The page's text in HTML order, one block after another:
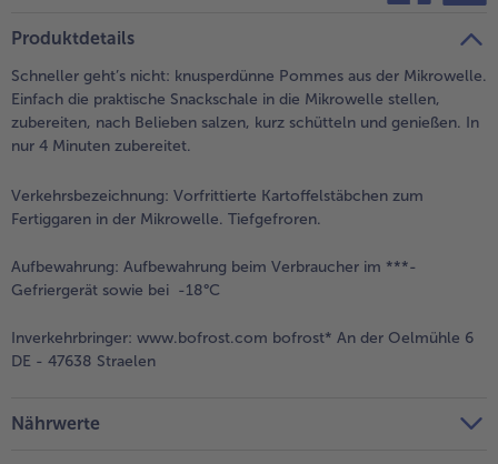
- 5 € beim Kauf von 7 Schlemmermenüs nach Wahl
Produktdetails
Schneller geht’s nicht: knusperdünne Pommes aus der Mikrowelle.
Einfach die praktische Snackschale in die Mikrowelle stellen,
zubereiten, nach Belieben salzen, kurz schütteln und genießen. In
nur 4 Minuten zubereitet.
Verkehrsbezeichnung: Vorfrittierte Kartoffelstäbchen zum
Fertiggaren in der Mikrowelle. Tiefgefroren.
Aufbewahrung: Aufbewahrung beim Verbraucher im ***-
Gefriergerät sowie bei -18°C
Inverkehrbringer: www.bofrost.com bofrost* An der Oelmühle 6
DE - 47638 Straelen
Nährwerte